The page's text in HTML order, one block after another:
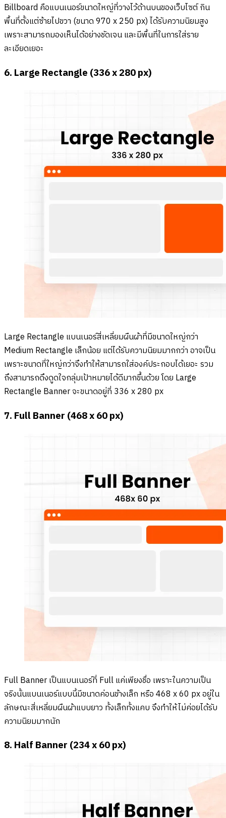
Billboard คือแบนเนอร์ขนาดใหญ่ที่วางไว้ด้านบนของเว็บไซต์ กิน
พื้นที่ตั้งแต่ซ้ายไปขวา (ขนาด 970 x 250 px) ได้รับความนิยมสูง
เพราะสามารถมองเห็นได้อย่างชัดเจน และมีพื้นที่ในการใส่ราย
ละเอียดเยอะ
6. Large Rectangle (336 x 280 px)
Large Rectangle แบนเนอร์สี่เหลี่ยมผืนผ้าที่มีขนาดใหญ่กว่า
Medium Rectangle เล็กน้อย แต่ได้รับความนิยมมากกว่า อาจเป็น
เพราะขนาดที่ใหญ่กว่าจึงทำให้สามารถใส่องค์ประกอบได้เยอะ รวม
ถึงสามารถดึงดูดใจกลุ่มเป้าหมายได้ดีมากขึ้นด้วย โดย Large
Rectangle Banner จะขนาดอยู่ที่ 336 x 280 px
7. Full Banner (468 x 60 px)
Full Banner เป็นแบนเนอร์ที่ Full แค่เพียงชื่อ เพราะในความเป็น
จริงนั้นแบนเนอร์แบบนี้มีขนาดค่อนข้างเล็ก หรือ 468 x 60 px อยู่ใน
ลักษณะสี่เหลี่ยมผืนผ้าแบบยาว ทั้งเล็กทั้งแคบ จึงทำให้ไม่ค่อยได้รับ
ความนิยมมากนัก
8. Half Banner (234 x 60 px)